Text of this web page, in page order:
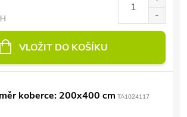
VLOŽIT DO KOŠÍKU
koberce: 200x400 cm TA1024117